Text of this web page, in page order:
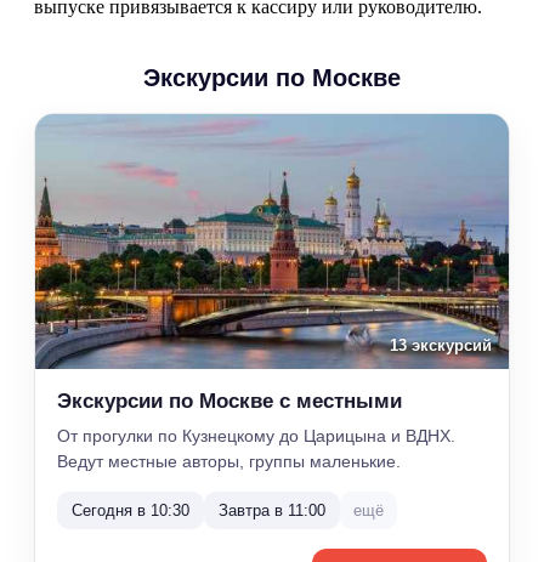
выпуске привязывается к кассиру или руководителю.
Экскурсии по Москве
13 экскурсий
Экскурсии по Москве с местными
От прогулки по Кузнецкому до Царицына и ВДНХ.
Ведут местные авторы, группы маленькие.
Сегодня в 10:30 Завтра в 11:00 ещё